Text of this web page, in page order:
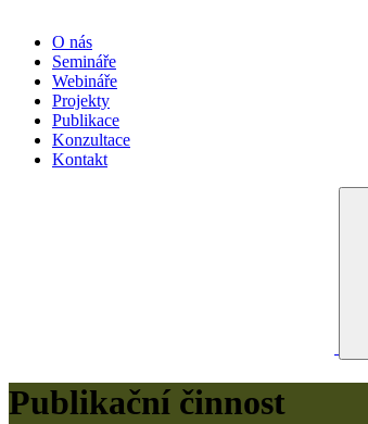
O nás
Semináře
Webináře
Projekty
Publikace
Konzultace
Kontakt
Publikační činnost